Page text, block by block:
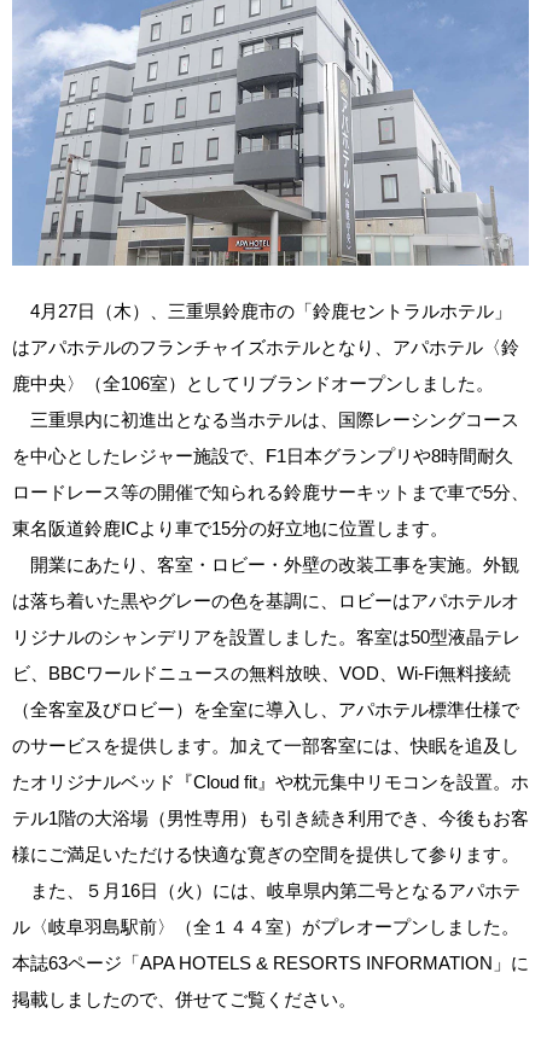
4月27日（木）、三重県鈴鹿市の「鈴鹿セントラルホテル」
はアパホテルのフランチャイズホテルとなり、アパホテル〈鈴
鹿中央〉（全106室）としてリブランドオープンしました。
三重県内に初進出となる当ホテルは、国際レーシングコース
を中心としたレジャー施設で、F1日本グランプリや8時間耐久
ロードレース等の開催で知られる鈴鹿サーキットまで車で5分、
東名阪道鈴鹿ICより車で15分の好立地に位置します。
開業にあたり、客室・ロビー・外壁の改装工事を実施。外観
は落ち着いた黒やグレーの色を基調に、ロビーはアパホテルオ
リジナルのシャンデリアを設置しました。客室は50型液晶テレ
ビ、BBCワールドニュースの無料放映、VOD、Wi‐Fi無料接続
（全客室及びロビー）を全室に導入し、アパホテル標準仕様で
のサービスを提供します。加えて一部客室には、快眠を追及し
たオリジナルベッド『Cloud fit』や枕元集中リモコンを設置。ホ
テル1階の大浴場（男性専用）も引き続き利用でき、今後もお客
様にご満足いただける快適な寛ぎの空間を提供して参ります。
また、５月16日（火）には、岐阜県内第二号となるアパホテ
ル〈岐阜羽島駅前〉（全１４４室）がプレオープンしました。
本誌63ページ「APA HOTELS & RESORTS INFORMATION」に
掲載しましたので、併せてご覧ください。